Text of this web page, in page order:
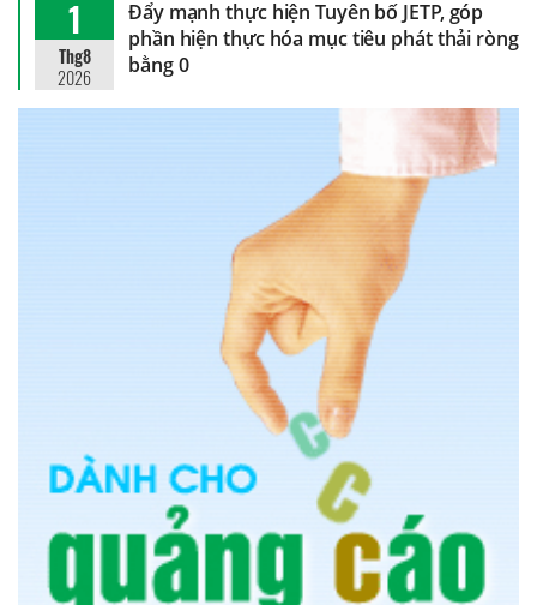
1
Thg8
2026
Đẩy mạnh thực hiện Tuyên bố JETP, góp
phần hiện thực hóa mục tiêu phát thải ròng
bằng 0